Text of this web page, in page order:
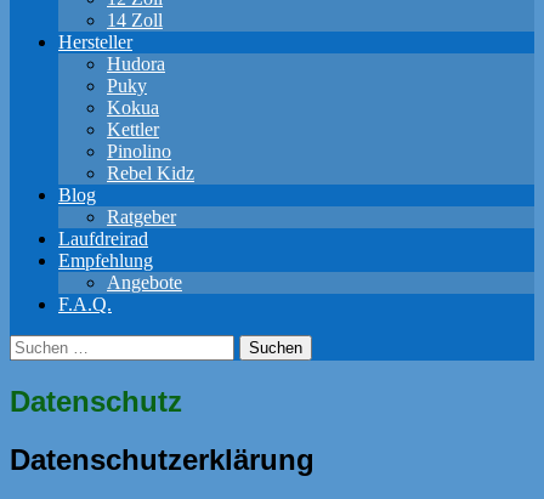
14 Zoll
Hersteller
Hudora
Puky
Kokua
Kettler
Pinolino
Rebel Kidz
Blog
Ratgeber
Laufdreirad
Empfehlung
Angebote
F.A.Q.
Suchen
nach:
Datenschutz
Datenschutzerklärung